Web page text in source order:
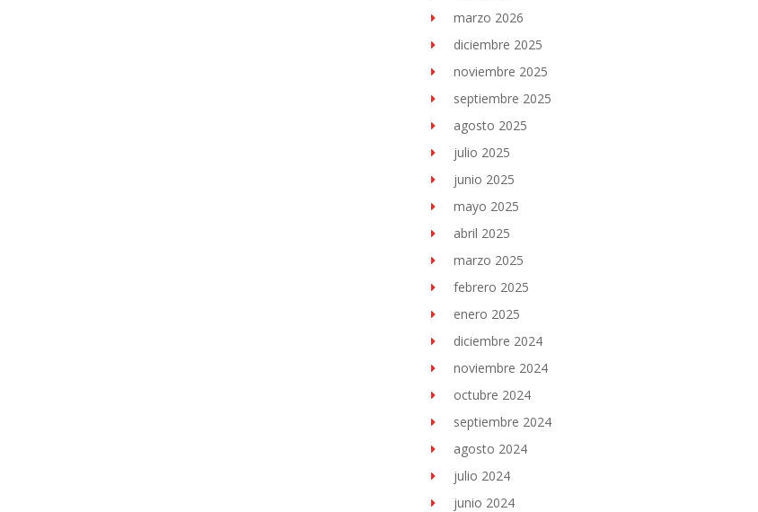
marzo 2026
diciembre 2025
noviembre 2025
septiembre 2025
agosto 2025
julio 2025
junio 2025
mayo 2025
abril 2025
marzo 2025
febrero 2025
enero 2025
diciembre 2024
noviembre 2024
octubre 2024
septiembre 2024
agosto 2024
julio 2024
junio 2024